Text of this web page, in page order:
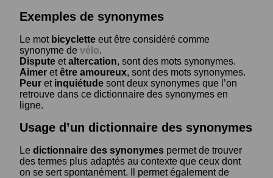
Exemples de synonymes
Le mot bicyclette eut être considéré comme
synonyme de vélo.
Dispute etaltercation, sont des mots synonymes.
Aimer etêtre amoureux, sont des mots synonymes.
Peur et inquiétude sont deux synonymes que l’on
retrouve dans ce dictionnaire des synonymes en
ligne.
Usage d’un dictionnaire des synonymes
Le dictionnaire des synonymes permet de trouver
des termes plus adaptés au contexte que ceux dont
on se sert spontanément. Il permet également de